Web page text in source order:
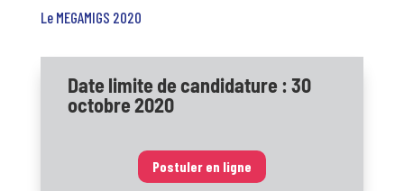
Le MEGAMIGS 2020
Date limite de candidature : 30
octobre 2020
Postuler en ligne